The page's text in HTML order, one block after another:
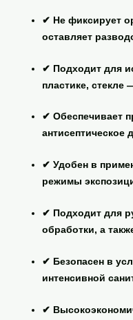
✔ Не фиксирует
оставляет
✔ Подходит для
пластике, стекле
✔ Обеспечивает
антисептическое
✔ Удобен в
режимы
✔ Подходит для
обработки, а
✔ Безопасен в
интенсивной
✔